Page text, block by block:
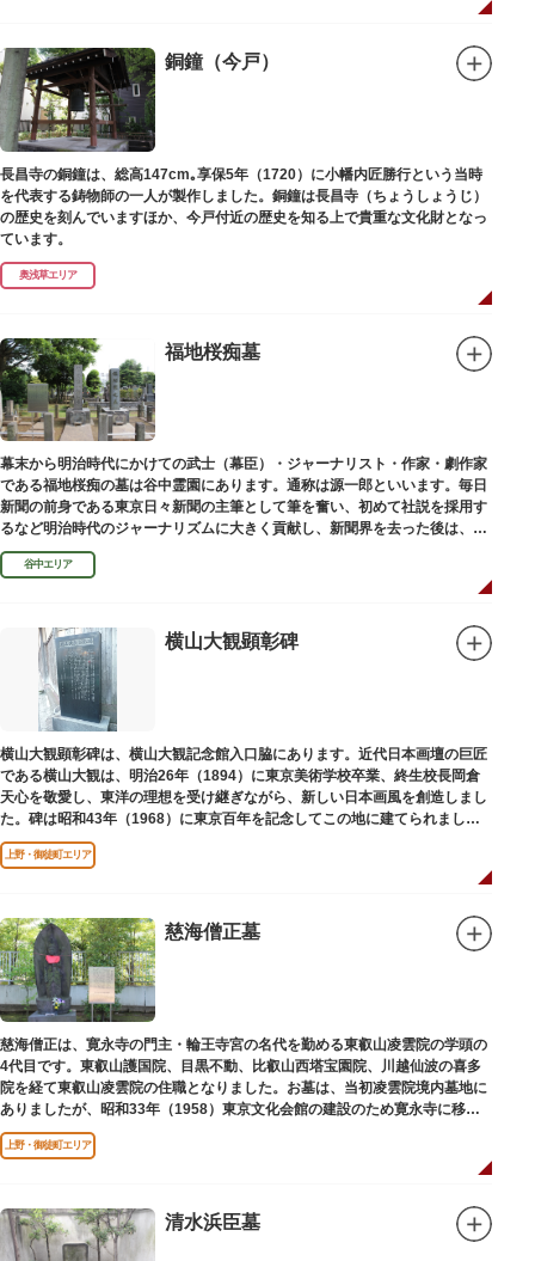
銅鐘（今戸）
長昌寺の銅鐘は、総高147cm｡享保5年（1720）に小幡内匠勝行という当時
を代表する鋳物師の一人が製作しました。銅鐘は長昌寺（ちょうしょうじ）
の歴史を刻んでいますほか、今戸付近の歴史を知る上で貴重な文化財となっ
ています。
奥浅草エリア
福地桜痴墓
幕末から明治時代にかけての武士（幕臣）・ジャーナリスト・作家・劇作家
である福地桜痴の墓は谷中霊園にあります。通称は源一郎といいます。毎日
新聞の前身である東京日々新聞の主筆として筆を奮い、初めて社説を採用す
るなど明治時代のジャーナリズムに大きく貢献し、新聞界を去った後は、文
学者として活躍しました。
谷中エリア
横山大観顕彰碑
横山大観顕彰碑は、横山大観記念館入口脇にあります。近代日本画壇の巨匠
である横山大観は、明治26年（1894）に東京美術学校卒業、終生校長岡倉
天心を敬愛し、東洋の理想を受け継ぎながら、新しい日本画風を創造しまし
た。碑は昭和43年（1968）に東京百年を記念してこの地に建てられまし
た。
上野・御徒町エリア
慈海僧正墓
慈海僧正は、寛永寺の門主・輪王寺宮の名代を勤める東叡山凌雲院の学頭の
4代目です。東叡山護国院、目黒不動、比叡山西塔宝園院、川越仙波の喜多
院を経て東叡山凌雲院の住職となりました。お墓は、当初凌雲院境内墓地に
ありましたが、昭和33年（1958）東京文化会館の建設のため寛永寺に移築
されました。
上野・御徒町エリア
清水浜臣墓